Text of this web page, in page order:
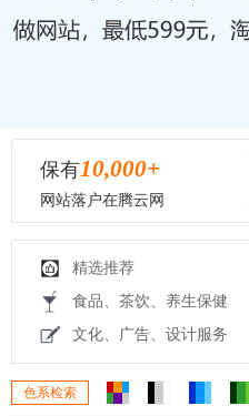
保有10,000+
网站落户在腾云网
精选推荐
食品、茶饮、养生保健
文化、广告、设计服务
色系检索